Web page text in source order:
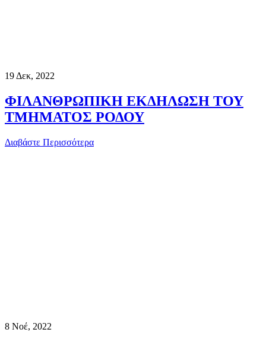
19 Δεκ, 2022
ΦΙΛΑΝΘΡΩΠΙΚΗ ΕΚΔΗΛΩΣΗ ΤΟΥ
ΤΜΗΜΑΤΟΣ ΡΟΔΟΥ
Διαβάστε Περισσότερα
8 Νοέ, 2022